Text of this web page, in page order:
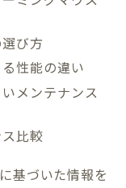
び方
性能の違い
メンテナンス
比較
基づいた情報を